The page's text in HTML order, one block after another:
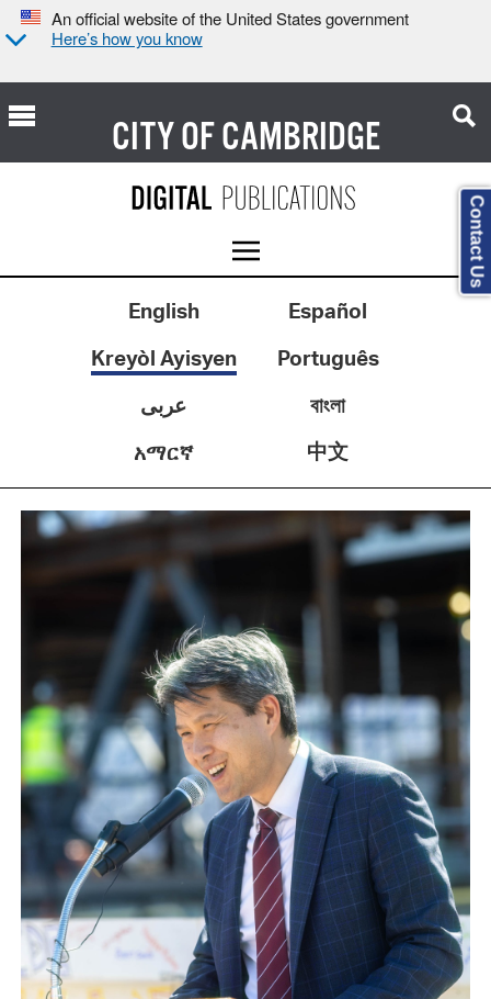
An official website of the United States government
Here’s how you know
CITY OFCAMBRIDGE
English
Español
Kreyòl Ayisyen
Português
عربى
বাংলা
አማርኛ
中文
Contact Us